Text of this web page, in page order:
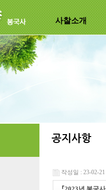
사찰소개
작성일 : 23-02-21